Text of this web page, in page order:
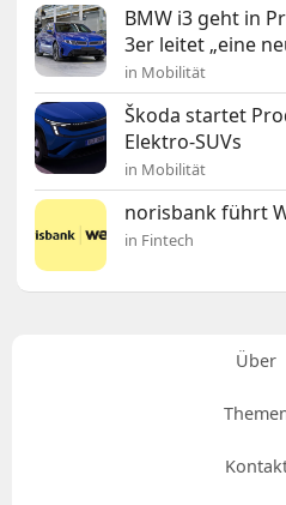
BMW i3 geht in
3er leitet „eine
in Mobilität
Škoda startet
Elektro-SUVs
in Mobilität
norisbank führt
in Fintech
Über